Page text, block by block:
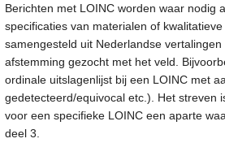
Berichten met LOINC worden waar nodig
specificaties van materialen of
samengesteld uit Nederlandse
afstemming gezocht met het veld.
ordinale uitslagenlijst bij een LOINC met
gedetecteerd/equivocal etc.). Het streven
voor een specifieke LOINC een aparte
deel 3.